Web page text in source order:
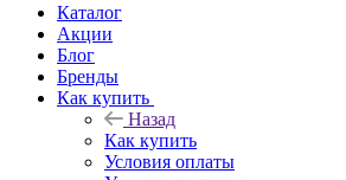
Каталог
Акции
Блог
Бренды
Как купить
Назад
Как купить
Условия оплаты